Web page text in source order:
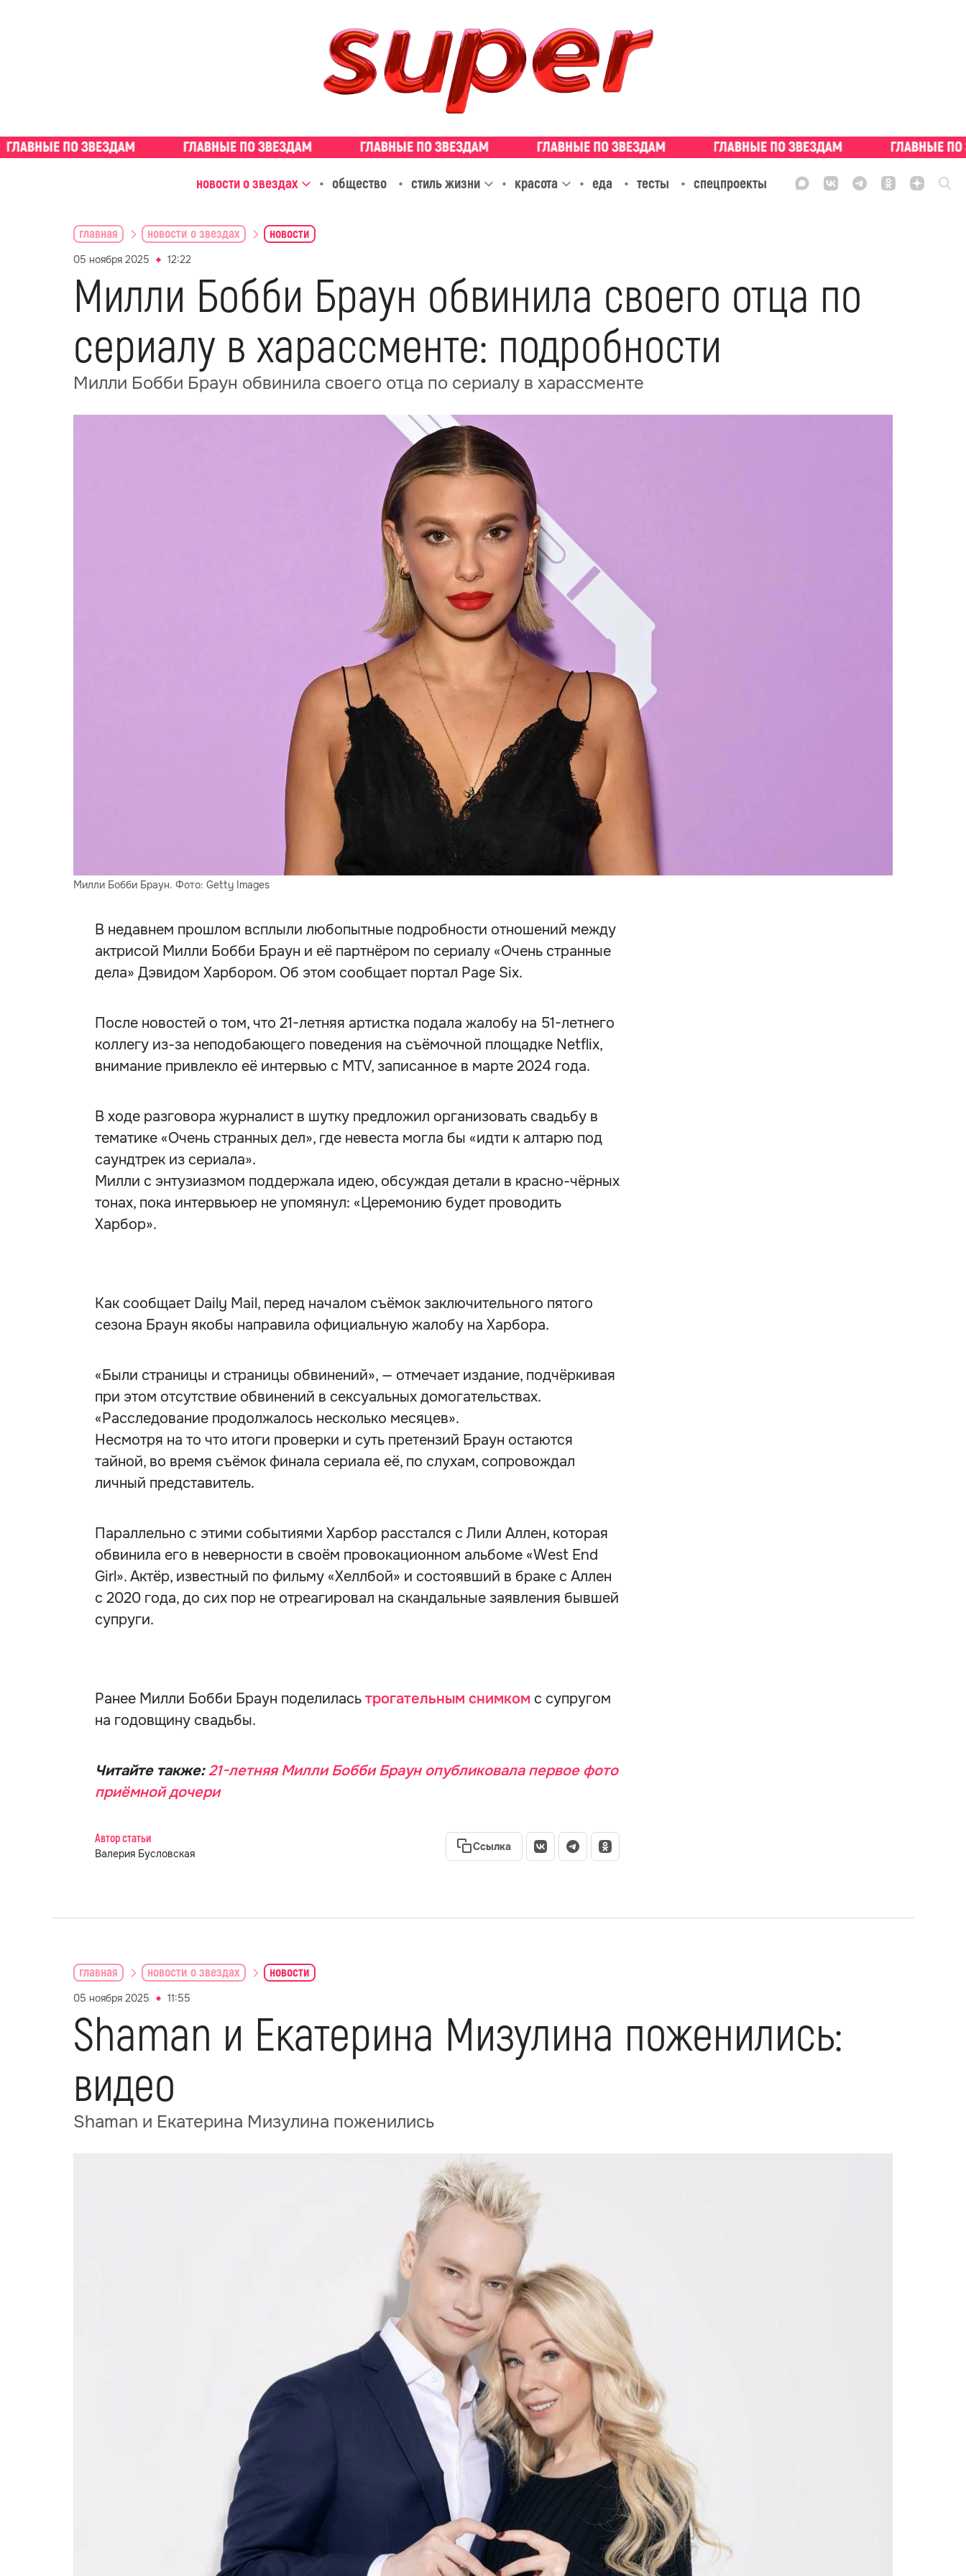
новости о звездах общество стиль жизни красота еда тесты спецпроекты
главная новости о звездах новости
05 ноября 2025 12:22
Милли Бобби Браун обвинила своего отца по
сериалу в харассменте: подробности
Милли Бобби Браун обвинила своего отца по сериалу в харассменте
Милли Бобби Браун. Фото: Getty Images
В недавнем прошлом всплыли любопытные подробности отношений между
актрисой Милли Бобби Браун и её партнёром по сериалу «Очень странные
дела» Дэвидом Харбором. Об этом сообщает портал Page Six.
После новостей о том, что 21-летняя артистка подала жалобу на 51-летнего
коллегу из-за неподобающего поведения на съёмочной площадке Netflix,
внимание привлекло её интервью с MTV, записанное в марте 2024 года.
В ходе разговора журналист в шутку предложил организовать свадьбу в
тематике «Очень странных дел», где невеста могла бы «идти к алтарю под
саундтрек из сериала».
Милли с энтузиазмом поддержала идею, обсуждая детали в красно-чёрных
тонах, пока интервьюер не упомянул: «Церемонию будет проводить
Харбор».
Как сообщает Daily Mail, перед началом съёмок заключительного пятого
сезона Браун якобы направила официальную жалобу на Харбора.
«Были страницы и страницы обвинений», — отмечает издание, подчёркивая
при этом отсутствие обвинений в сексуальных домогательствах.
«Расследование продолжалось несколько месяцев».
Несмотря на то что итоги проверки и суть претензий Браун остаются
тайной, во время съёмок финала сериала её, по слухам, сопровождал
личный представитель.
Параллельно с этими событиями Харбор расстался с Лили Аллен, которая
обвинила его в неверности в своём провокационном альбоме «West End
Girl». Актёр, известный по фильму «Хеллбой» и состоявший в браке с Аллен
с 2020 года, до сих пор не отреагировал на скандальные заявления бывшей
супруги.
Ранее Милли Бобби Браун поделилась трогательным снимком с супругом
на годовщину свадьбы.
Читайте также:21-летняя Милли Бобби Браун опубликовала первое фото
приёмной дочери
Автор статьи
Валерия Бусловская
Ссылка
главная новости о звездах новости
05 ноября 2025 11:55
Shaman и Екатерина Мизулина поженились:
видео
Shaman и Екатерина Мизулина поженились